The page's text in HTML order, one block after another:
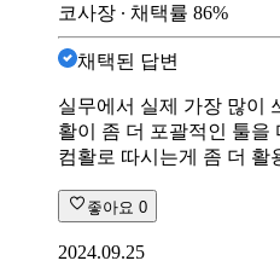
코사장 ∙ 채택률 86%
채택된 답변
실무에서 실제 가장 많이
활이 좀 더 포괄적인 툴을
컴활로 따시는게 좀 더 활
좋아요 0
2024.09.25